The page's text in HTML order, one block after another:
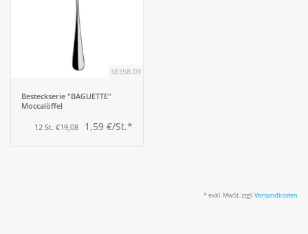
38358.09
Besteckserie "BAGUETTE"
Moccalöffel
12 St. €19,08 1,59 €/St.*
* exkl. MwSt. zzgl.Versandkosten